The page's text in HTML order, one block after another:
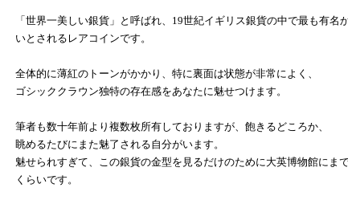
「世界一美しい銀貨」と呼ばれ、19世紀イギリス銀貨の中で最も有名か
いとされるレアコインです。
全体的に薄紅のトーンがかかり、特に裏面は状態が非常によく、
ゴシッククラウン独特の存在感をあなたに魅せつけます。
筆者も数十年前より複数枚所有しておりますが、飽きるどころか、
眺めるたびにまた魅了される自分がいます。
魅せられすぎて、この銀貨の金型を見るだけのために大英博物館にまで
くらいです。